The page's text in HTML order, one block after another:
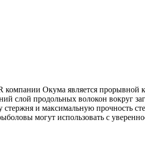
Окума является
слой продольных волокон вокруг
и максимальную прочность
могут использовать с